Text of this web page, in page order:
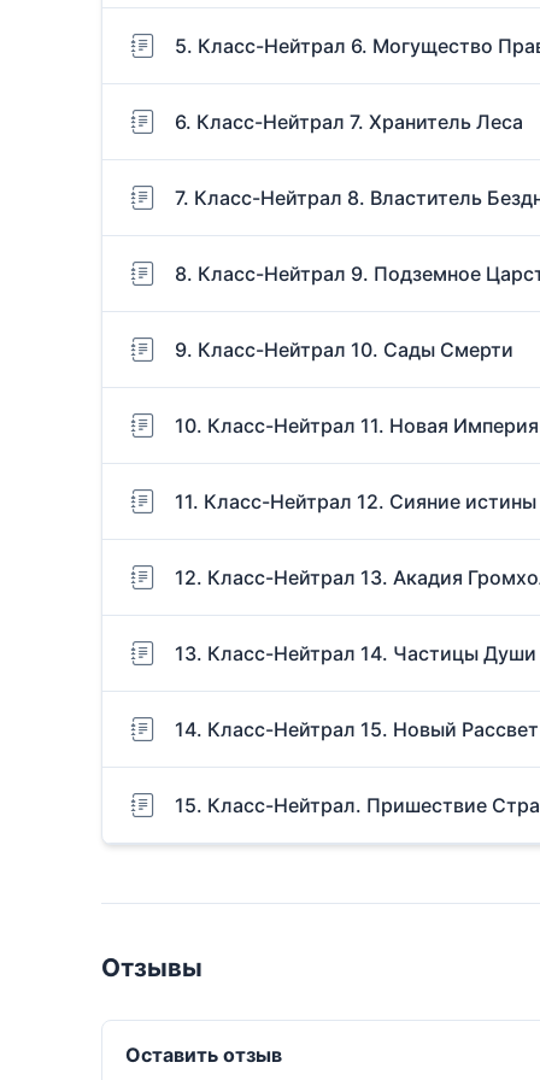
5. Класс-Нейтрал 6. Могущество
6. Класс-Нейтрал 7. Хранитель Леса
7. Класс-Нейтрал 8. Властитель
8. Класс-Нейтрал 9. Подземное
9. Класс-Нейтрал 10. Сады Смерти
10. Класс-Нейтрал 11. Новая Империя
11. Класс-Нейтрал 12. Сияние истины
12. Класс-Нейтрал 13. Акадия
13. Класс-Нейтрал 14. Частицы Души
14. Класс-Нейтрал 15. Новый Рассвет
15. Класс-Нейтрал. Пришествие
Отзывы
Оставить отзыв